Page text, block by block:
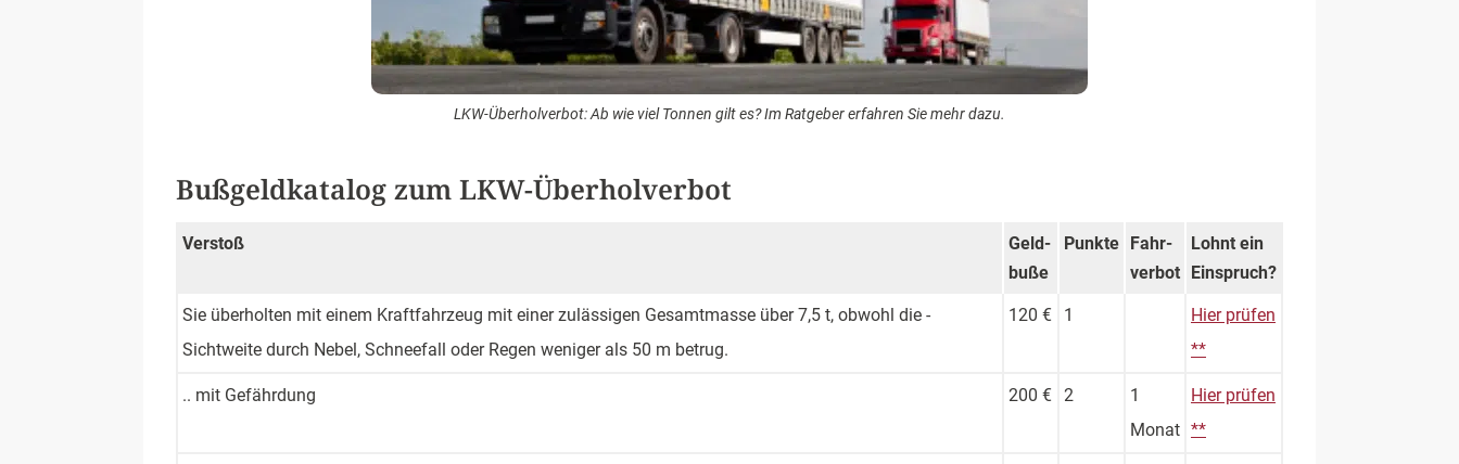
LKW-Überholverbot: Ab wie viel Tonnen gilt es? Im Ratgeber erfahren Sie mehr dazu.
Bußgeldkatalog zum LKW-Überholverbot
Verstoß
Geld­
buße
Punkte Fahr­
verbot
Lohnt ein
Einspruch?
Sie überholten ­mit einem ­Kraftfahrzeug mit ­einer zulässigen ­Gesamtmasse über 7,5 t,­ obwohl die ­
Sichtweite durch Nebel, ­Schneefall oder ­Regen weniger ­als 50 m betrug.
120 € 1
Hier prüfen
**
.. mit Gefährdung 200 € 2
1
Monat
Hier prüfen
**